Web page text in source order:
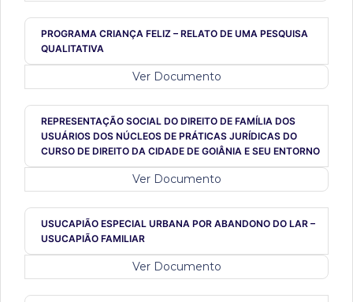
PROGRAMA CRIANÇA FELIZ – RELATO DE UMA PESQUISA
QUALITATIVA
Ver Documento
REPRESENTAÇÃO SOCIAL DO DIREITO DE FAMÍLIA DOS
USUÁRIOS DOS NÚCLEOS DE PRÁTICAS JURÍDICAS DO
CURSO DE DIREITO DA CIDADE DE GOIÂNIA E SEU ENTORNO
Ver Documento
USUCAPIÃO ESPECIAL URBANA POR ABANDONO DO LAR –
USUCAPIÃO FAMILIAR
Ver Documento